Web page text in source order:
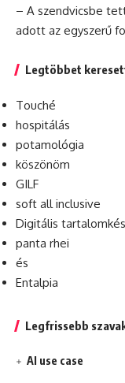
– A szendvicsbe
adott az egyszerű
Legtöbbet
Touché
hospitálás
potamológia
köszönöm
GILF
soft all inclusive
Digitális
panta rhei
és
Entalpia
Legfrissebb
AI use case